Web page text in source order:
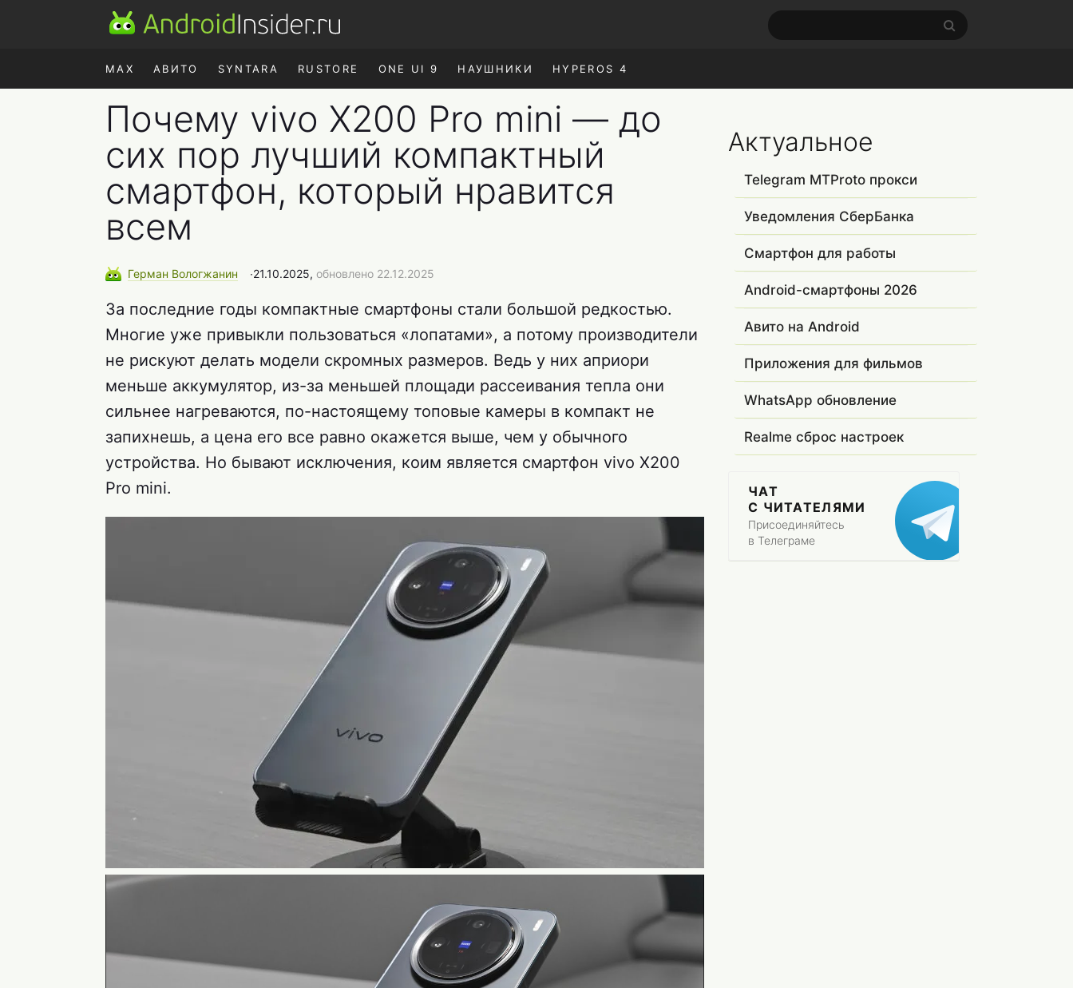
MAX АВИТО SYNTARA RUSTORE ONE UI 9 НАУШНИКИ HYPEROS 4
Почему vivo X200 Pro mini — до
сих пор лучший компактный
смартфон, который нравится
всем
Герман Вологжанин ∙21.10.2025, обновлено 22.12.2025
За последние годы компактные смартфоны стали большой редкостью.
Многие уже привыкли пользоваться «лопатами», а потому производители
не рискуют делать модели скромных размеров. Ведь у них априори
меньше аккумулятор, из-за меньшей площади рассеивания тепла они
сильнее нагреваются, по-настоящему топовые камеры в компакт не
запихнешь, а цена его все равно окажется выше, чем у обычного
устройства. Но бывают исключения, коим является смартфон vivo X200
Pro mini.
Актуальное
Telegram MTProto прокси
Уведомления СберБанка
Смартфон для работы
Android-смартфоны 2026
Авито на Android
Приложения для фильмов
WhatsApp обновление
Realme сброс настроек
ЧАТ
С ЧИТАТЕЛЯМИ
Присоединяйтесь
в Телеграме